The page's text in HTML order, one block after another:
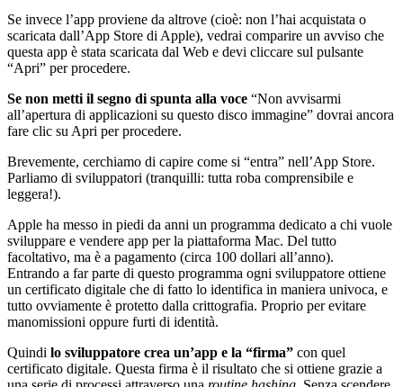
Se invece l’app proviene da altrove (cioè: non l’hai acquistata o
scaricata dall’App Store di Apple), vedrai comparire un avviso che
questa app è stata scaricata dal Web e devi cliccare sul pulsante
“Apri” per procedere.
Se non metti il segno di spunta alla voce “Non avvisarmi
all’apertura di applicazioni su questo disco immagine” dovrai ancora
fare clic su Apri per procedere.
Brevemente, cerchiamo di capire come si “entra” nell’App Store.
Parliamo di sviluppatori (tranquilli: tutta roba comprensibile e
leggera!).
Apple ha messo in piedi da anni un programma dedicato a chi vuole
sviluppare e vendere app per la piattaforma Mac. Del tutto
facoltativo, ma è a pagamento (circa 100 dollari all’anno).
Entrando a far parte di questo programma ogni sviluppatore ottiene
un certificato digitale che di fatto lo identifica in maniera univoca, e
tutto ovviamente è protetto dalla crittografia. Proprio per evitare
manomissioni oppure furti di identità.
Quindi lo sviluppatore crea un’app e la “firma” con quel
certificato digitale. Questa firma è il risultato che si ottiene grazie a